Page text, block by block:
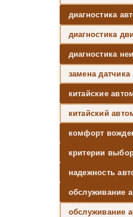
диагностика
диагностика
диагностика
замена датчика
китайские
китайский
комфорт
критерии
надежность
обслуживание
обслуживание